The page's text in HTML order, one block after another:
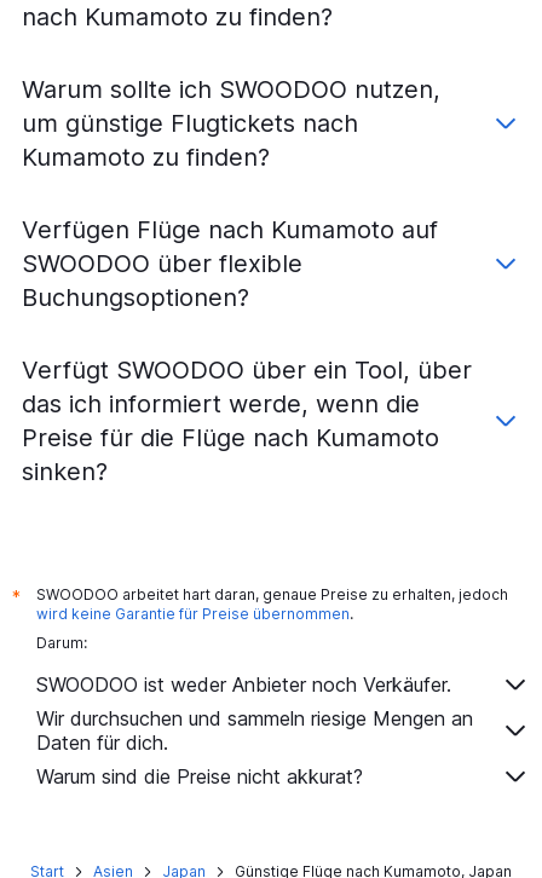
nach Kumamoto zu finden?
Warum sollte ich SWOODOO nutzen,
um günstige Flugtickets nach
Kumamoto zu finden?
Verfügen Flüge nach Kumamoto auf
SWOODOO über flexible
Buchungsoptionen?
Verfügt SWOODOO über ein Tool, über
das ich informiert werde, wenn die
Preise für die Flüge nach Kumamoto
sinken?
*
SWOODOO arbeitet hart daran, genaue Preise zu erhalten, jedoch
wird keine Garantie für Preise übernommen.
Darum:
SWOODOO ist weder Anbieter noch Verkäufer.
Wir durchsuchen und sammeln riesige Mengen an
Daten für dich.
Warum sind die Preise nicht akkurat?
Start Asien Japan Günstige Flüge nach Kumamoto, Japan